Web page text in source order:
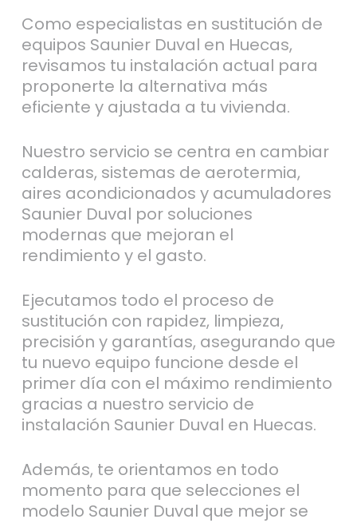
Como especialistas en sustitución de
equipos Saunier Duval en Huecas,
revisamos tu instalación actual para
proponerte la alternativa más
eficiente y ajustada a tu vivienda.
Nuestro servicio se centra en cambiar
calderas, sistemas de aerotermia,
aires acondicionados y acumuladores
Saunier Duval por soluciones
modernas que mejoran el
rendimiento y el gasto.
Ejecutamos todo el proceso de
sustitución con rapidez, limpieza,
precisión y garantías, asegurando que
tu nuevo equipo funcione desde el
primer día con el máximo rendimiento
gracias a nuestro servicio de
instalación Saunier Duval en Huecas.
Además, te orientamos en todo
momento para que selecciones el
modelo Saunier Duval que mejor se